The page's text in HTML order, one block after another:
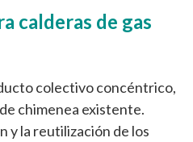
calderas de gas
colectivo concéntrico,
chimenea existente.
y la reutilización de los